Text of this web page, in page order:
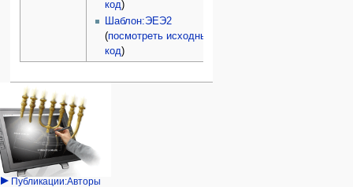
код)
Шаблон:ЭЕЭ2
(посмотреть исходный
код)
Навигация
персональные инструменты
войти
запрос
учётной
записи
категории
Израиль:Страна и
государство
Иудаизм
Народ
Проекты
Проекты/Участники/
дополнения
Публикации:Авторы